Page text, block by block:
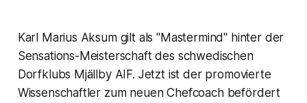
Karl Marius Aksum gilt als "Mastermind" hinter der
Sensations-Meisterschaft des schwedischen
Dorfklubs Mjällby AIF. Jetzt ist der promovierte
Wissenschaftler zum neuen Chefcoach befördert